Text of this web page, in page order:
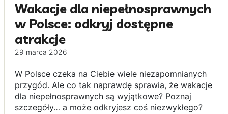
Wakacje dla niepełnosprawnych
w Polsce: odkryj dostępne
atrakcje
29 marca 2026
W Polsce czeka na Ciebie wiele niezapomnianych
przygód. Ale co tak naprawdę sprawia, że wakacje
dla niepełnosprawnych są wyjątkowe? Poznaj
szczegóły… a może odkryjesz coś niezwykłego?